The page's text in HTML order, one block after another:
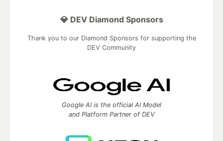
💎 DEV Diamond Sponsors
Thank you to our Diamond Sponsors for supporting the
DEV Community
Google AI is the official AI Model
and Platform Partner of DEV